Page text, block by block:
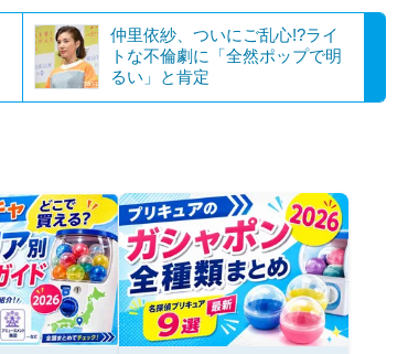
仲里依紗、ついにご乱心!?ライ
トな不倫劇に「全然ポップで明
るい」と肯定